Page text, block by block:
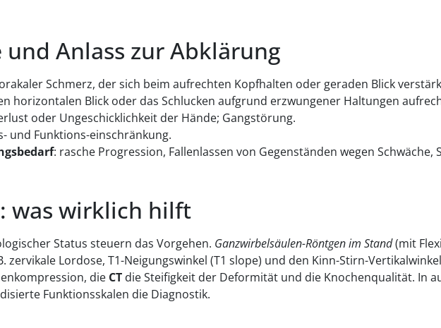
Anlass zur Abklärung
Schmerz, der sich beim aufrechten Kopfhalten oder geraden Blick
horizontalen Blick oder das Schlucken aufgrund erzwungener Haltungen
oder Ungeschicklichkeit der Hände; Gangstörung.
und Funktions-einschränkung.
: rasche Progression, Fallenlassen von Gegenständen wegen
was wirklich hilft
Status steuern das Vorgehen. Ganzwirbelsäulen-Röntgen im Stand(mit
zervikale Lordose, T1-Neigungswinkel (T1 slope) und den Kinn-Stirn-
die CT die Steifigkeit der Deformität und die Knochenqualität. In
Funktionsskalen die Diagnostik.